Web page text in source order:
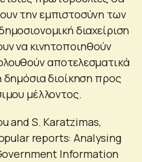
την εμπιστοσύνη των
διαχείριση
να κινητοποιηθούν
αποτελεσματικά
δημόσια διοίκηση προς
μέλλοντος.
and S. Karatzimas,
reports: Analysing
Information